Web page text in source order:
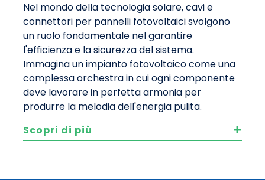
Nel mondo della tecnologia solare, cavi e
connettori per pannelli fotovoltaici svolgono
un ruolo fondamentale nel garantire
l'efficienza e la sicurezza del sistema.
Immagina un impianto fotovoltaico come una
complessa orchestra in cui ogni componente
deve lavorare in perfetta armonia per
produrre la melodia dell'energia pulita.
Scopri di più